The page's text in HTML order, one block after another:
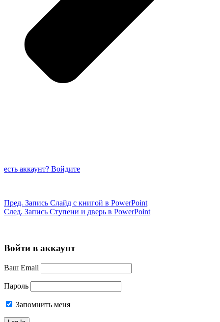
есть аккаунт? Войдите
Пред. Запись Слайд с книгой в PowerPoint
След. Запись Ступени и дверь в PowerPoint
Войти в аккаунт
Ваш Email
Пароль
Запомнить меня